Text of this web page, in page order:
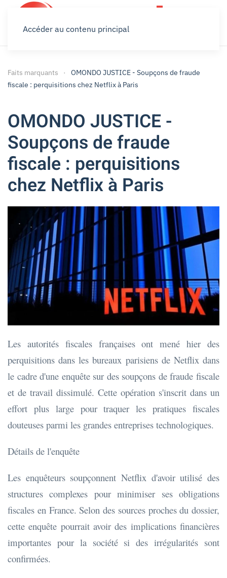
Accéder au contenu principal
Faits marquants
OMONDO JUSTICE - Soupçons de fraude
fiscale : perquisitions chez Netflix à Paris
OMONDO JUSTICE -
Soupçons de fraude
fiscale : perquisitions
chez Netflix à Paris
Les autorités fiscales françaises ont mené hier des
perquisitions dans les bureaux parisiens de Netflix dans
le cadre d'une enquête sur des soupçons de fraude fiscale
et de travail dissimulé. Cette opération s'inscrit dans un
effort plus large pour traquer les pratiques fiscales
douteuses parmi les grandes entreprises technologiques.
Détails de l'enquête
Les enquêteurs soupçonnent Netflix d'avoir utilisé des
structures complexes pour minimiser ses obligations
fiscales en France. Selon des sources proches du dossier,
cette enquête pourrait avoir des implications financières
importantes pour la société si des irrégularités sont
confirmées.